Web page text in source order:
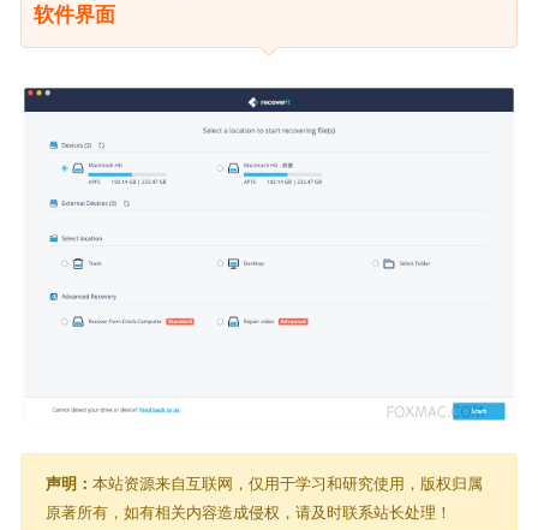
软件界面
声明： 本站资源来自互联网，仅用于学习和研究使用，版权归属
原著所有，如有相关内容造成侵权，请及时联系站长处理！